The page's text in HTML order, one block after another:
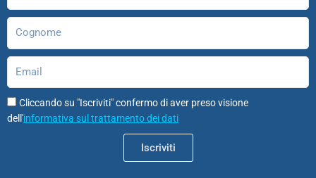
Cliccando su "Iscriviti" confermo di aver preso visione
dell'informativa sul trattamento dei dati
Iscriviti